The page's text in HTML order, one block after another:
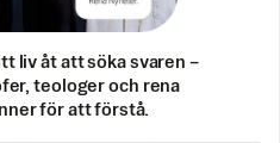
liv åt att söka svaren –
teologer och rena
för att förstå.